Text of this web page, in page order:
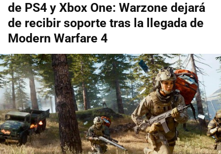
de PS4 y Xbox One: Warzone dejará
de recibir soporte tras la llegada de
Modern Warfare 4